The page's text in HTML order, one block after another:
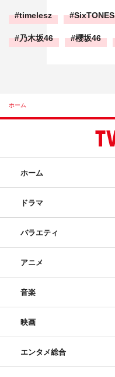
timelesz SixTONES
乃木坂46 櫻坂46
ホーム
ホーム
ドラマ
バラエティ
アニメ
音楽
映画
エンタメ総合